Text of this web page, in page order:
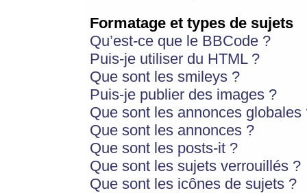
Formatage et types de sujets
Qu’est-ce que le BBCode ?
Puis-je utiliser du HTML ?
Que sont les smileys ?
Puis-je publier des images ?
Que sont les annonces globales
Que sont les annonces ?
Que sont les posts-it ?
Que sont les sujets verrouillés ?
Que sont les icônes de sujets ?